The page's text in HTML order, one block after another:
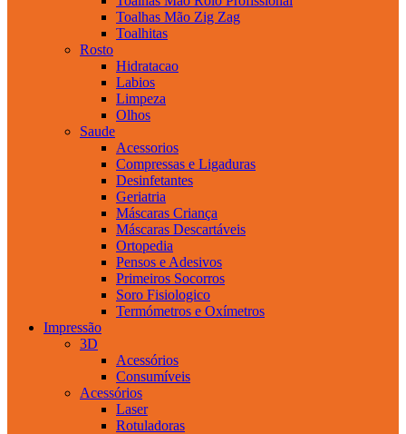
Toalhas Mão Zig Zag
Toalhitas
Rosto
Hidratacao
Labios
Limpeza
Olhos
Saude
Acessorios
Compressas e Ligaduras
Desinfetantes
Geriatria
Máscaras Criança
Máscaras Descartáveis
Ortopedia
Pensos e Adesivos
Primeiros Socorros
Soro Fisiologico
Termómetros e Oxímetros
Impressão
3D
Acessórios
Consumíveis
Acessórios
Laser
Rotuladoras